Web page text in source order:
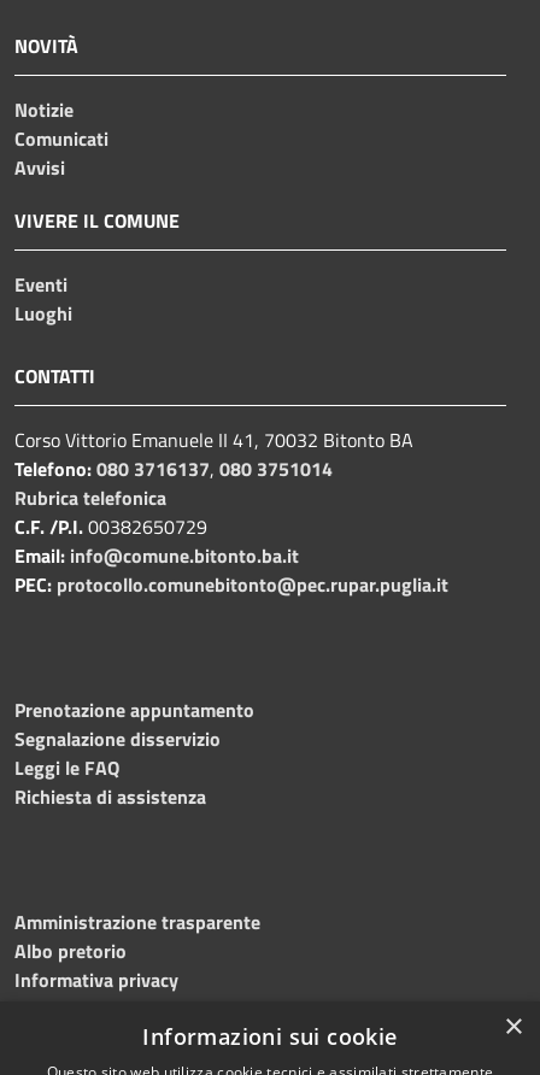
NOVITÀ
Notizie
Comunicati
Avvisi
VIVERE IL COMUNE
Eventi
Luoghi
CONTATTI
Corso Vittorio Emanuele II 41, 70032 Bitonto BA
Telefono:080 3716137, 080 3751014
Rubrica telefonica
C.F. /P.I.00382650729
Email: info@comune.bitonto.ba.it
PEC: protocollo.comunebitonto@pec.rupar.puglia.it
Prenotazione appuntamento
Segnalazione disservizio
Leggi le FAQ
Richiesta di assistenza
Amministrazione trasparente
Albo pretorio
Informativa privacy
Dichiarazione di accessibilità Meccanismo di feedback ×
Informazioni sui cookie